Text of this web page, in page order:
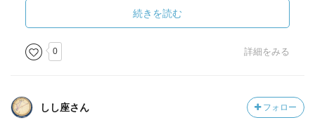
お島さんのこの言葉がとても印象的で、すごく好きだっ
た。
くいい気持ちになる文章だった。とても好みの文章。他の
作品も読みたいし、『あらくれ』もまた時間をかけて最初
続きを読む
0 詳細をみる
しし座さん フォロー